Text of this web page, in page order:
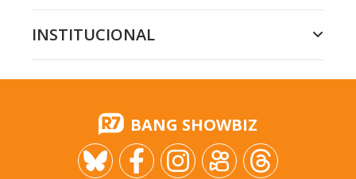
INSTITUCIONAL
BANG SHOWBIZ